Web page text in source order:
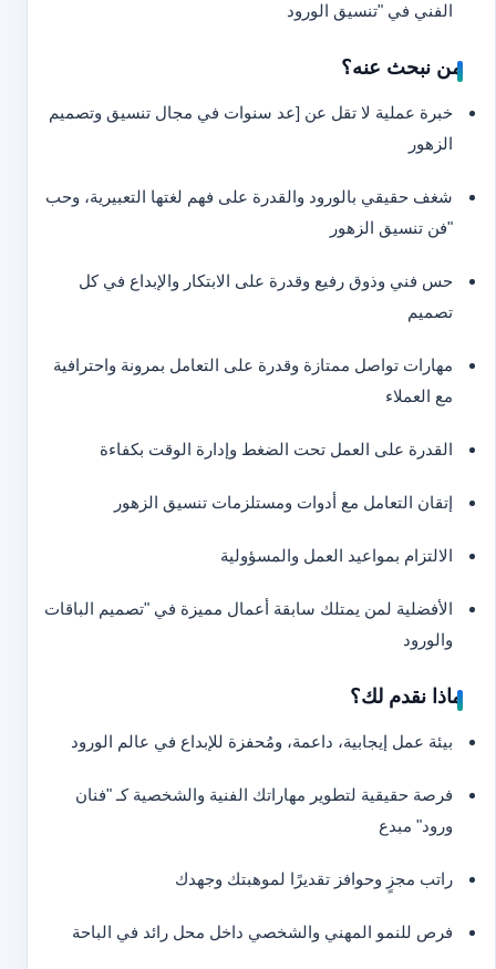
الفني في "تنسيق الورود
من نبحث عنه؟
خبرة عملية لا تقل عن [عد سنوات في مجال تنسيق وتصميم
الزهور
شغف حقيقي بالورود والقدرة على فهم لغتها التعبيرية، وحب
"فن تنسيق الزهور
حس فني وذوق رفيع وقدرة على الابتكار والإبداع في كل
تصميم
مهارات تواصل ممتازة وقدرة على التعامل بمرونة واحترافية
مع العملاء
القدرة على العمل تحت الضغط وإدارة الوقت بكفاءة
إتقان التعامل مع أدوات ومستلزمات تنسيق الزهور
الالتزام بمواعيد العمل والمسؤولية
الأفضلية لمن يمتلك سابقة أعمال مميزة في "تصميم الباقات
والورود
ماذا نقدم لك؟
بيئة عمل إيجابية، داعمة، ومُحفزة للإبداع في عالم الورود
فرصة حقيقية لتطوير مهاراتك الفنية والشخصية كـ "فنان
ورود" مبدع
راتب مجزٍ وحوافز تقديرًا لموهبتك وجهدك
فرص للنمو المهني والشخصي داخل محل رائد في الباحة